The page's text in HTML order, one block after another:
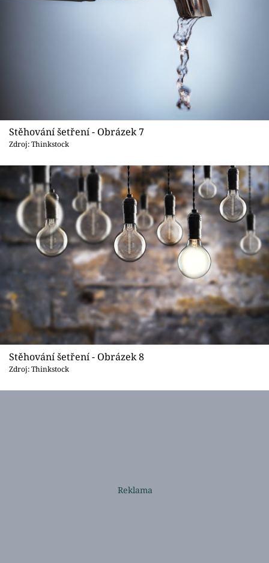
Stěhování šetření - Obrázek 7
Zdroj: Thinkstock
Stěhování šetření - Obrázek 8
Zdroj: Thinkstock